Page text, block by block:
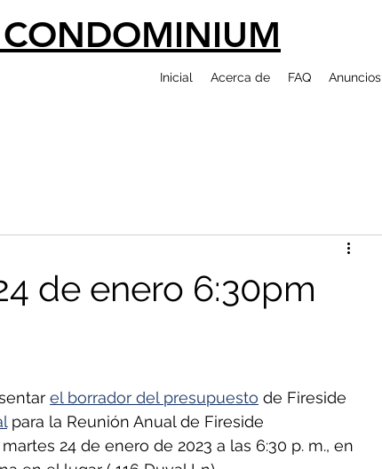
CONDOMINIUM
Inicial Acerca de FAQ Anuncios
de enero 6:30pm
el borrador del presupuesto de Fireside
para la Reunión Anual de Fireside
24 de enero de 2023 a las 6:30 p. m., en